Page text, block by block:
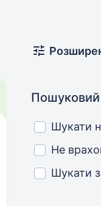
Пошуковий
Шукати
Не
Шукати